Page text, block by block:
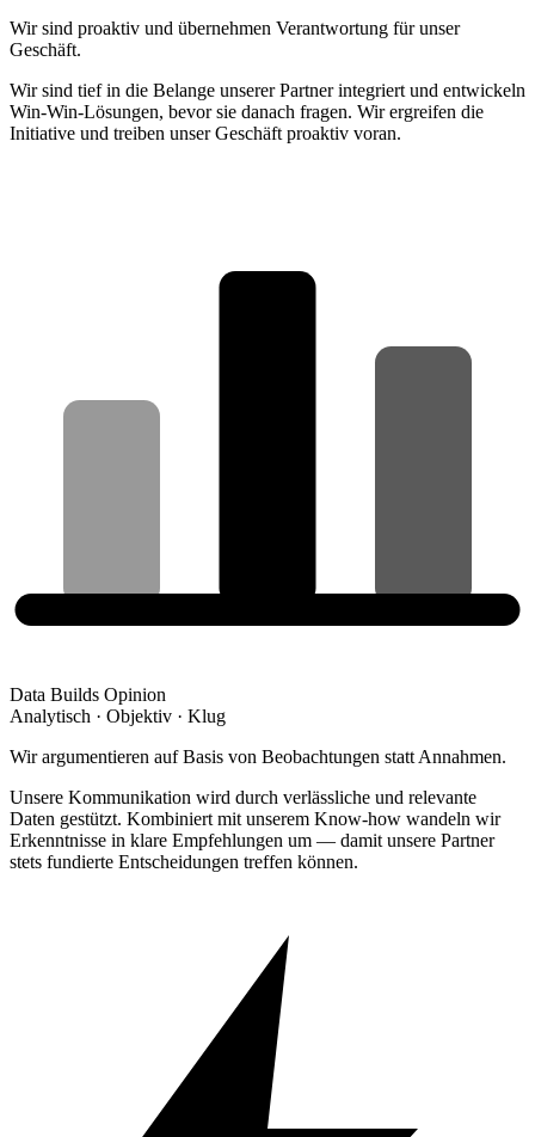
Wir sind proaktiv und übernehmen Verantwortung für unser
Geschäft.
Wir sind tief in die Belange unserer Partner integriert und entwickeln
Win-Win-Lösungen, bevor sie danach fragen. Wir ergreifen die
Initiative und treiben unser Geschäft proaktiv voran.
Data Builds Opinion
Analytisch · Objektiv · Klug
Wir argumentieren auf Basis von Beobachtungen statt Annahmen.
Unsere Kommunikation wird durch verlässliche und relevante
Daten gestützt. Kombiniert mit unserem Know-how wandeln wir
Erkenntnisse in klare Empfehlungen um — damit unsere Partner
stets fundierte Entscheidungen treffen können.